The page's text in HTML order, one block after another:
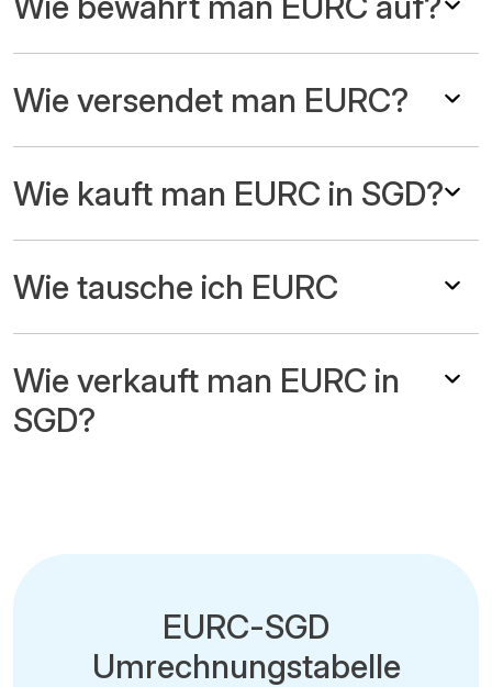
Wie versendet man EURC?
Wie kauft man EURC in SGD?
Wie tausche ich EURC
Wie verkauft man EURC in
SGD?
EURC-SGD
Umrechnungstabelle